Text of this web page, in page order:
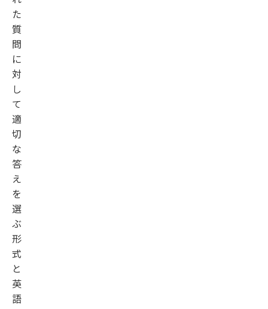
た
質
問
に
対
し
て
適
切
な
答
え
を
選
ぶ
形
式
と
英
語